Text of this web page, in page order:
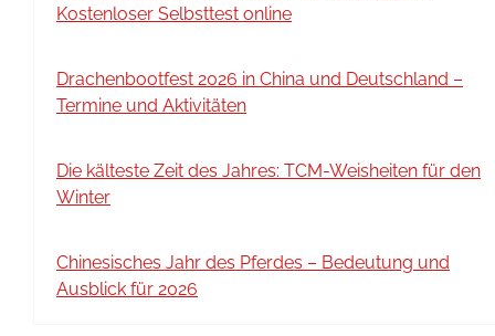
Kostenloser Selbsttest online
Drachenbootfest 2026 in China und Deutschland –
Termine und Aktivitäten
Die kälteste Zeit des Jahres: TCM-Weisheiten für den
Winter
Chinesisches Jahr des Pferdes – Bedeutung und
Ausblick für 2026